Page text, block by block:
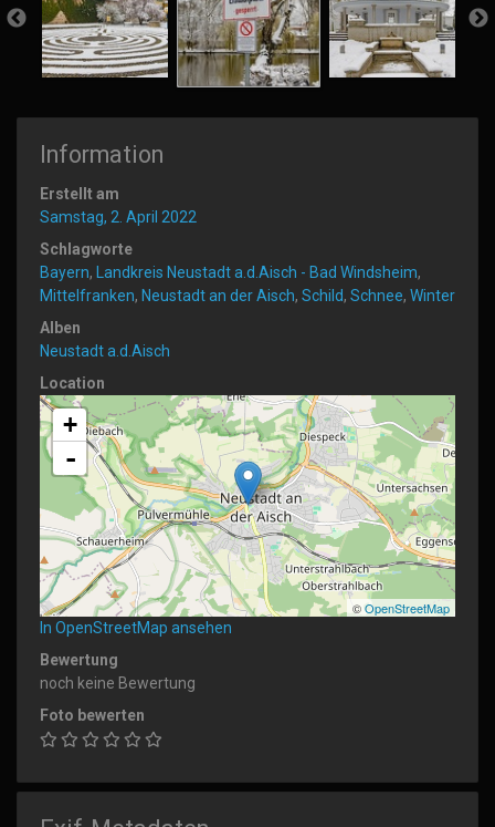
Information
Erstellt am
Samstag, 2. April 2022
Schlagworte
Bayern, Landkreis Neustadt a.d.Aisch - Bad Windsheim,
Mittelfranken, Neustadt an der Aisch, Schild, Schnee, Winter
Alben
Neustadt a.d.Aisch
Location
+
-
©OpenStreetMap
In OpenStreetMap ansehen
Bewertung
noch keine Bewertung
Foto bewerten